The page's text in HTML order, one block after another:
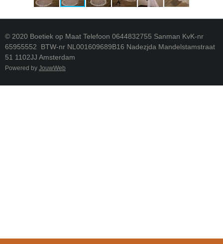
© 2020 Boetiek op Maat Telefoon 0644832755 Sanman KvK-nr
65955552 BTW-nr NL001609689B16 Nadezjda Mandelstamstraat
51 1102JJ Amsterdam
Powered by JouwWeb